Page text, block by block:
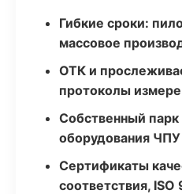
Гибкие сроки:
массовое
ОТК и
протоколы
Собственный
оборудования ЧПУ
Сертификаты
соответствия, ISO